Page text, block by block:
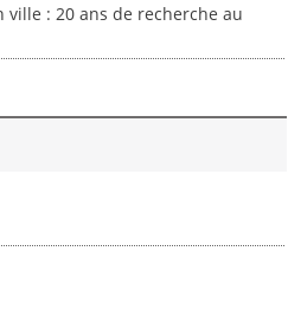
ville : 20 ans de recherche au